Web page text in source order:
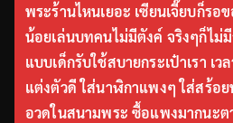
พระร้านไหนเยอะ เซียนเจี๊ยบก็รอ
น้อยเล่นบทคนไม่มีตังค์ จริงๆก็ไม่
แบบเด็กรับใช้สบายกระเป๋าเรา เ
แต่งตัวดี ใส่นาฬิกาแพงๆ ใส่สร้อ
อวดในสนามพระ ซื้อแพงมากนะ